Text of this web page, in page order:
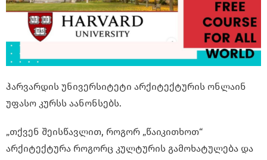
ჰარვარდის უნივერსიტეტი არქიტექტურის ონლაინ
უფასო კურსს აანონსებს.
„თქვენ შეისწავლით, როგორ „წაიკითხოთ“
არქიტექტურა როგორც კულტურის გამოხატულება და